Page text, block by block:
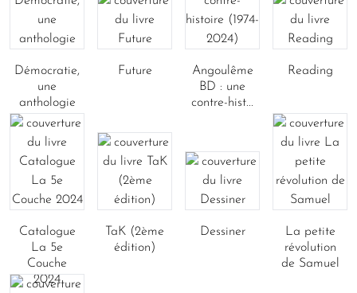
Démocratie,
une
anthologie
Future
Angoulême
BD : une
contre-hist...
Reading
Catalogue
La 5e
Couche
2024
TaK (2ème
édition)
Dessiner
La petite
révolution
de Samuel